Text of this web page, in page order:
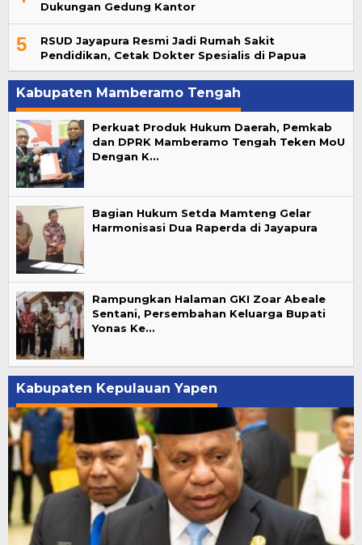
Dukungan Gedung Kantor
5
RSUD Jayapura Resmi Jadi Rumah Sakit
Pendidikan, Cetak Dokter Spesialis di Papua
Kabupaten Mamberamo Tengah
Perkuat Produk Hukum Daerah, Pemkab
dan DPRK Mamberamo Tengah Teken MoU
Dengan K…
Bagian Hukum Setda Mamteng Gelar
Harmonisasi Dua Raperda di Jayapura
Rampungkan Halaman GKI Zoar Abeale
Sentani, Persembahan Keluarga Bupati
Yonas Ke…
Kabupaten Kepulauan Yapen